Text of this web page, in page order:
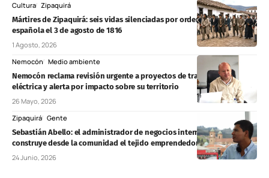
Cultura Zipaquirá
Mártires de Zipaquirá: seis vidas silenciadas por orden de la Corona
española el 3 de agosto de 1816
1 Agosto, 2026
Nemocón Medio ambiente
Nemocón reclama revisión urgente a proyectos de transmisión
eléctrica y alerta por impacto sobre su territorio
26 Mayo, 2026
Zipaquirá Gente
Sebastián Abello: el administrador de negocios internacionales que
construye desde la comunidad el tejido emprendedor de Zipaquirá
24 Junio, 2026